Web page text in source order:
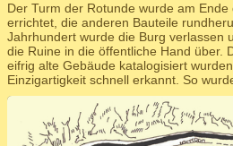
Der Turm der Rotunde wurde am
errichtet, die anderen Bauteile
Jahrhundert wurde die Burg verlassen
die Ruine in die öffentliche Hand über.
eifrig alte Gebäude katalogisiert
Einzigartigkeit schnell erkannt. So